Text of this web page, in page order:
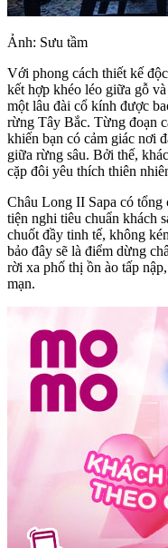
Ảnh: Sưu tầm
Với phong cách thiết kế
kết hợp khéo léo giữa gỗ
một lâu đài cổ kính được
rừng Tây Bắc. Từng đoạn
khiến bạn có cảm giác nơi
giữa rừng sâu. Bởi thế,
cặp đôi yêu thích thiên
Châu Long II Sapa có tổng
tiện nghi tiêu chuẩn khách
chuốt đầy tinh tế, không
bảo đây sẽ là điểm dừng
rời xa phố thị ồn ào tấp
mạn.